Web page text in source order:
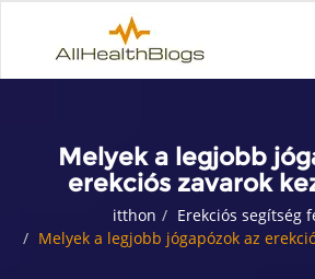
Melyek a legjobb
erekciós zavarok
itthon
Erekciós segítség
Melyek a legjobb jógapózok az